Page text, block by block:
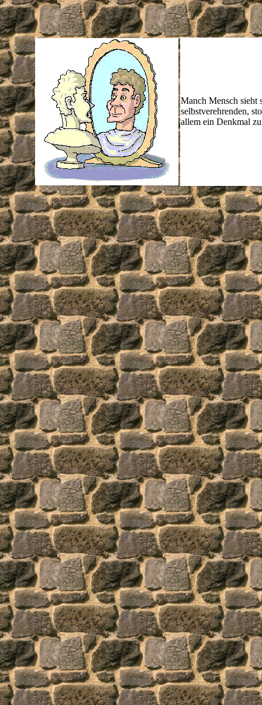
Manch Mensch sieht
selbstverehrenden,
allem ein Denkmal zu